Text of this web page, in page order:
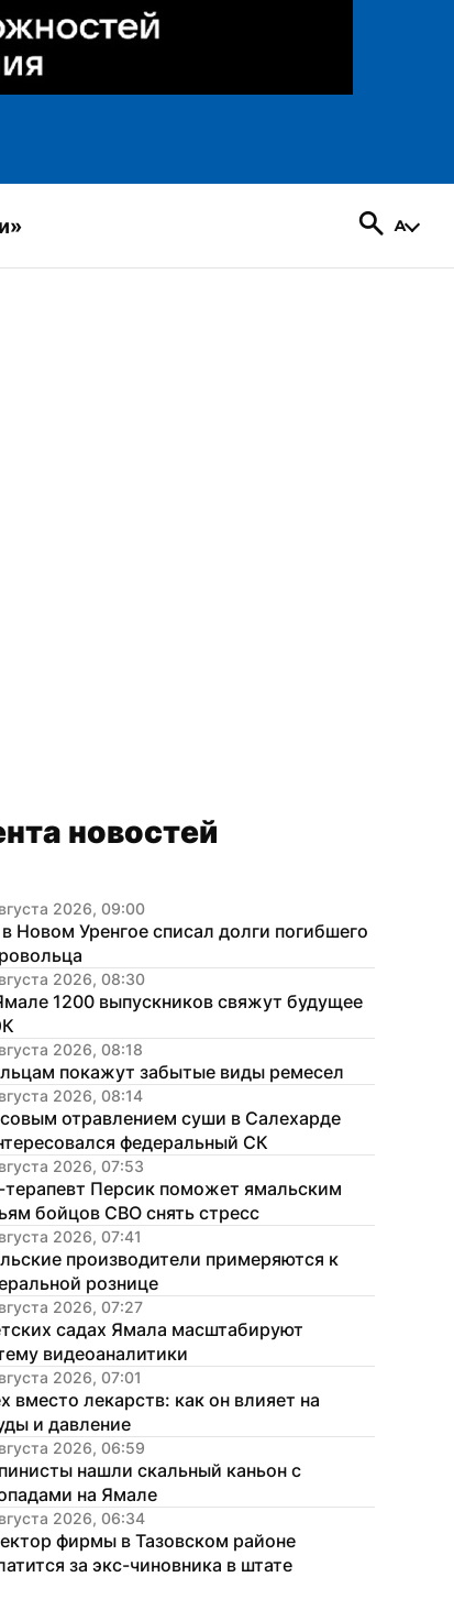
новостей
2026, 09:00
Новом Уренгое списал долги погибшего
2026, 08:30
1200 выпускников свяжут будущее
2026, 08:18
покажут забытые виды ремесел
2026, 08:14
отравлением суши в Салехарде
федеральный СК
2026, 07:53
терапевт Персик поможет ямальским
бойцов СВО снять стресс
2026, 07:41
производители примеряются к
рознице
2026, 07:27
садах Ямала масштабируют
видеоаналитики
2026, 07:01
вместо лекарств: как он влияет на
и давление
2026, 06:59
нашли скальный каньон с
на Ямале
2026, 06:34
фирмы в Тазовском районе
за экс-чиновника в штате